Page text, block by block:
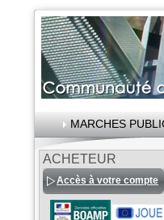
MARCHES
ACHETEUR
Accès à votre compte